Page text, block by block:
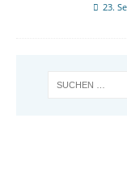
23.